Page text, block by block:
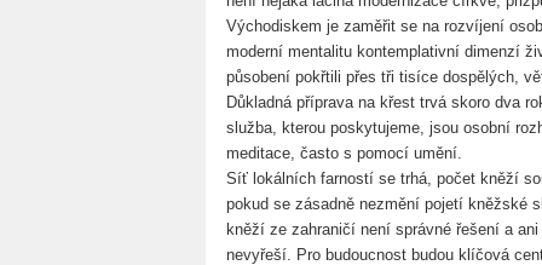
Východiskem je zaměřit se na rozvíjení
moderní mentalitu kontemplativní dimenzí
působení pokřtili přes tři tisíce dospělých,
Důkladná příprava na křest trvá skoro dva
služba, kterou poskytujeme, jsou osobní
meditace, často s pomocí umění.
Síť lokálních farností se trhá, počet kněží
pokud se zásadně nezmění pojetí kněžské
kněží ze zahraničí není správné řešení a
nevyřeší. Pro budoucnost budou klíčová